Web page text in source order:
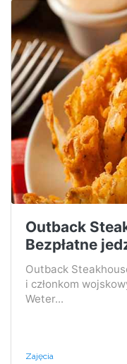
Outback
Bezpłatne
Outback
i członkom
Weter...
Zajęcia